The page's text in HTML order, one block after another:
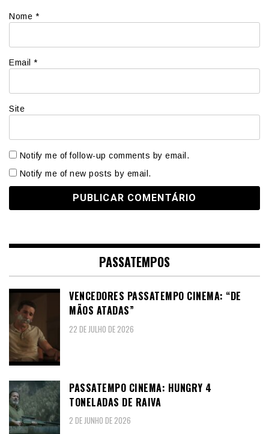
Nome *
Email *
Site
Notify me of follow-up comments by email.
Notify me of new posts by email.
PASSATEMPOS
VENCEDORES PASSATEMPO CINEMA: “DE
MÃOS ATADAS”
22 DE JULHO DE 2026
PASSATEMPO CINEMA: HUNGRY 4
TONELADAS DE RAIVA
2 DE JUNHO DE 2026